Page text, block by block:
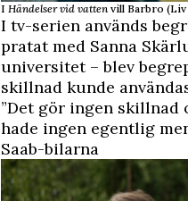
I Händelser vid vatten vill Barbro (Liv
I tv-serien används
pratat med Sanna
universitet – blev
skillnad kunde
”Det gör ingen skillnad
hade ingen egentlig
Saab-bilarna